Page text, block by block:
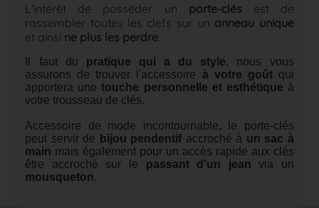
L'intérêt de posséder un porte-clés est de
rassembler toutes les clefs sur un anneau unique
et ainsi ne plus les perdre
Il faut du pratique qui a du style, nous vous
assurons de trouver l'accessoire à votre goûtqui
apportera unetouche personnelle et esthétique à
votre trousseau de clés.
Accessoire de mode incontournable, le porte-clés
peut servir de bijou pendentif accroché à un sac à
main mais également pour un accès rapide aux clés
être accroché sur le passant d'un jean via un
mousqueton.